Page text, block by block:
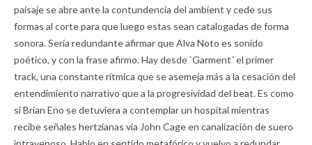
paisaje se abre ante la contundencia del ambient y cede sus
formas al corte para que luego estas sean catalogadas de forma
sonora. Sería redundante afirmar que Alva Noto es sonido
poético, y con la frase afirmo. Hay desde `Garment´ el primer
track, una constante rítmica que se asemeja más a la cesación del
entendimiento narrativo que a la progresividad del beat. Es como
si Brian Eno se detuviera a contemplar un hospital mientras
recibe señales hertzianas vía John Cage en canalización de suero